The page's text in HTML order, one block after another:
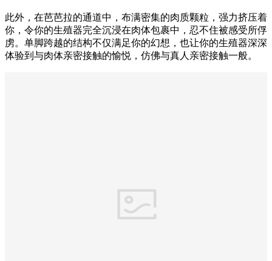
此外，在芭芭拉的通道中，布满密集的肉质颗粒，强力挤压着
你，令你的生殖器完全沉浸在肉体包裹中，忍不住被感受所俘
虏。单脚跨越的结构不仅满足你的幻想，也让你的生殖器深深
体验到与肉体亲密接触的愉悦，仿佛与真人亲密接触一般。